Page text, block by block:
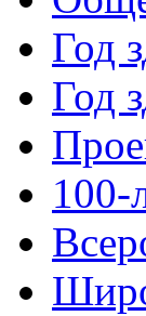
Год
Год
100-